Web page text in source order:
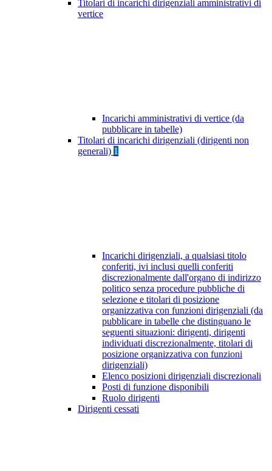
Titolari di incarichi dirigenziali amministrativi di
vertice
Incarichi amministrativi di vertice (da
pubblicare in tabelle)
Titolari di incarichi dirigenziali (dirigenti non
generali) 1
Incarichi dirigenziali, a qualsiasi titolo
conferiti, ivi inclusi quelli conferiti
discrezionalmente dall'organo di indirizzo
politico senza procedure pubbliche di
selezione e titolari di posizione
organizzativa con funzioni dirigenziali (da
pubblicare in tabelle che distinguano le
seguenti situazioni: dirigenti, dirigenti
individuati discrezionalmente, titolari di
posizione organizzativa con funzioni
dirigenziali)
Elenco posizioni dirigenziali discrezionali
Posti di funzione disponibili
Ruolo dirigenti
Dirigenti cessati